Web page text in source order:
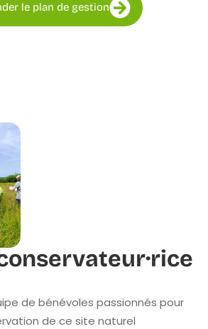
le plan de gestion
de bénévoles passionnés pour
de ce site naturel